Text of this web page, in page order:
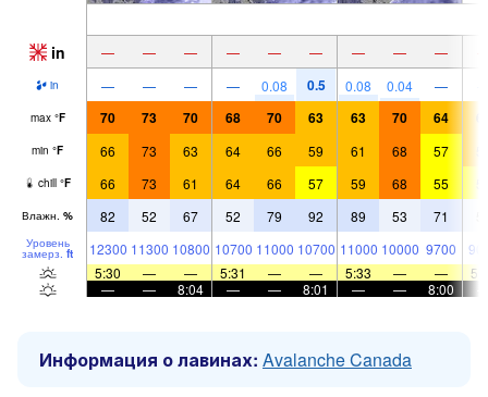
in — — — — — — — — —
in — — — — 0.08 0.5 0.08 0.04 —
max °F 70 73 70 68 70 63 63 70 64
min °F 66 73 63 64 66 59 61 68 57
chill °F 66 73 61 64 66 57 59 68 55
Влажн. % 82 52 67 52 79 92 89 53 71
Уровень
замерз. ft 12300 11300 10800 10700 11000 10700 11000 10000 9700
5:30
— — 5:31 — — 5:33 — —
—
— 8:04 — — 8:01 — — 8:00
Информация о лавинах: Avalanche Canada